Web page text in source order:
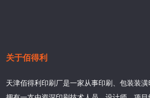
关于佰得利
天津佰得利印刷厂是一家从事印刷、包装装